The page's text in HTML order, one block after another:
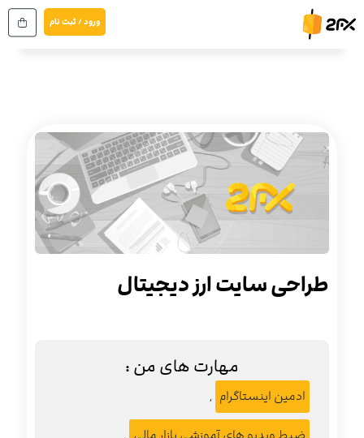
به
ورود / ثبت نام
طراحی سایت ارز دیجیتال
مهارت های من :
ادمین اینستاگرام ,